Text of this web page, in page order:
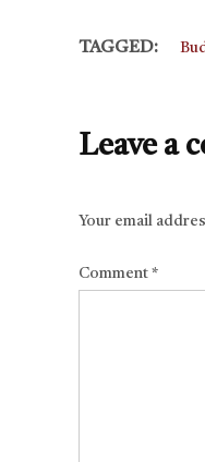
TAGGED:
Leave a
Your email
Comment *